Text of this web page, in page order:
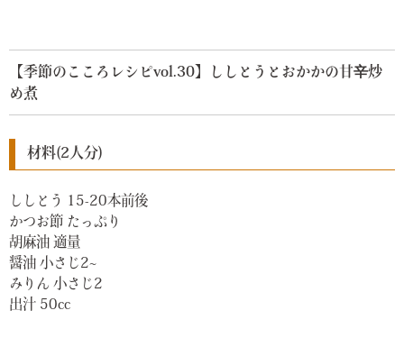
【季節のこころレシピvol.30】ししとうとおかかの甘辛炒
め煮
材料(2人分)
ししとう 15-20本前後
かつお節 たっぷり
胡麻油 適量
醤油 小さじ2~
みりん 小さじ2
出汁 50cc